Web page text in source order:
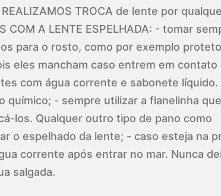
REALIZAMOS TROCA de lente por
COM A LENTE ESPELHADA: - tomar
para o rosto, como por exemplo
eles mancham caso entrem em contato
com água corrente e sabonete líquido.
químico; - sempre utilizar a flanelinha que
los. Qualquer outro tipo de pano como
o espelhado da lente; - caso esteja na
corrente após entrar no mar. Nunca
salgada.